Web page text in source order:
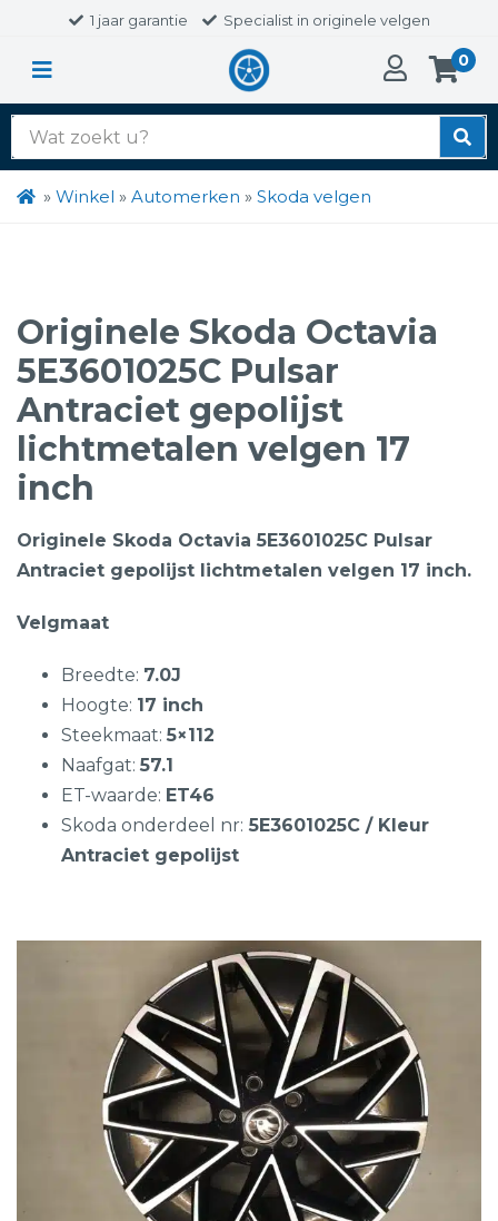
1 jaar garantie Specialist in originele velgen
0
Zoek
naar:
» Winkel » Automerken » Skoda velgen
Originele Skoda Octavia
5E3601025C Pulsar
Antraciet gepolijst
lichtmetalen velgen 17
inch
Originele Skoda Octavia 5E3601025C Pulsar
Antraciet gepolijst lichtmetalen velgen 17 inch.
Velgmaat
Breedte: 7.0J
Hoogte: 17 inch
Steekmaat: 5×112
Naafgat: 57.1
ET-waarde: ET46
Skoda onderdeel nr: 5E3601025C / Kleur
Antraciet gepolijst